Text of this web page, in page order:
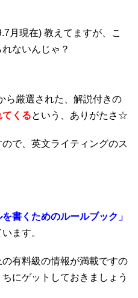
月現在) 教えてますが、こ
ないんじゃ？
ら厳選された、解説付きの
くるという、ありがたさ☆
で、英文ライティングのス
を書くためのルールブック」
ます。
有料級の情報が満載ですの
にゲットしておきましょう